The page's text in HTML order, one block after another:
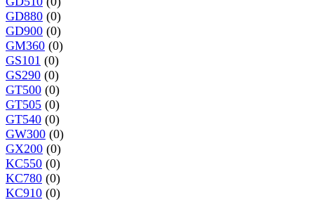
GD880 (0)
GD900 (0)
GM360 (0)
GS101 (0)
GS290 (0)
GT500 (0)
GT505 (0)
GT540 (0)
GW300 (0)
GX200 (0)
KC550 (0)
KC780 (0)
KC910 (0)